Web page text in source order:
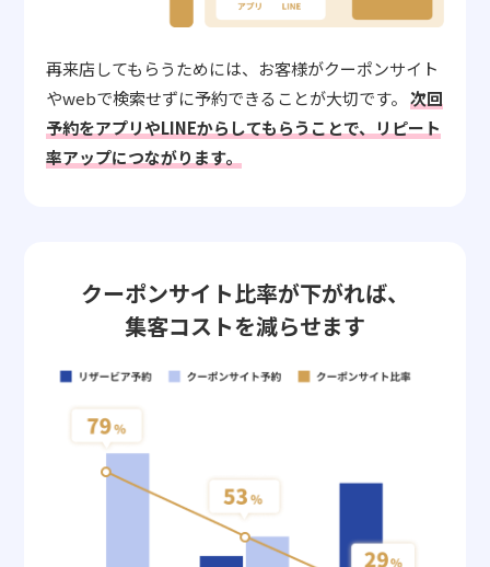
再来店してもらうためには、お客様がクーポンサイト
やwebで検索せずに予約できることが大切です。 次回
予約をアプリやLINEからしてもらうことで、リピート
率アップにつながります。
クーポンサイト比率が下がれば、
集客コストを減らせます